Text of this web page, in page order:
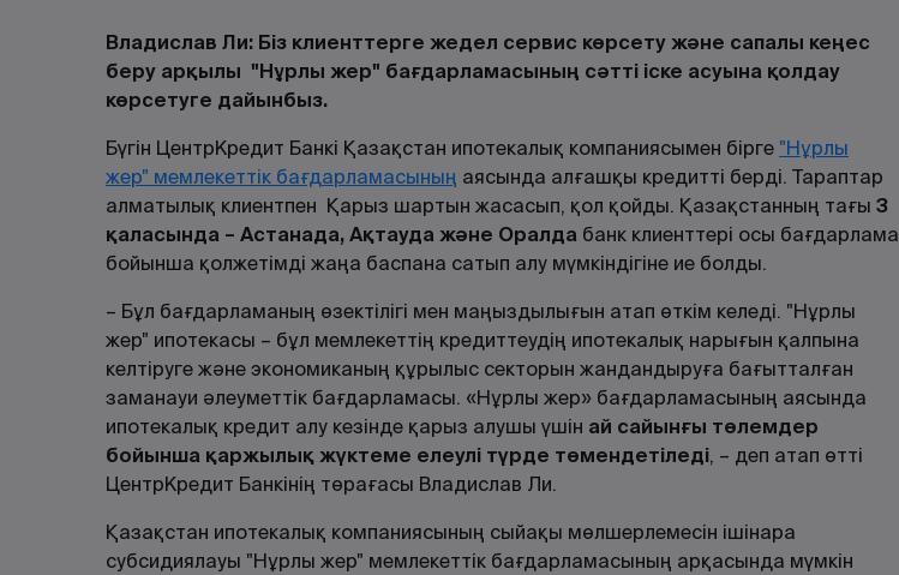
Владислав Ли: Біз клиенттерге жедел сервис көрсету және сапалы кеңес
беру арқылы "Нұрлы жер" бағдарламасының сәтті іске асуына қолдау
көрсетуге дайынбыз.
Бүгін ЦентрКредит Банкі Қазақстан ипотекалық компаниясымен бірге "Нұрлы
жер" мемлекеттік бағдарламасының аясында алғашқы кредитті берді. Тараптар
алматылық клиентпен Қарыз шартын жасасып, қол қойды. Қазақстанның тағы 3
қаласында – Астанада, Ақтауда және Оралда банк клиенттері осы бағдарлама
бойынша қолжетімді жаңа баспана сатып алу мүмкіндігіне ие болды.
– Бұл бағдарламаның өзектілігі мен маңыздылығын атап өткім келеді. "Нұрлы
жер" ипотекасы – бұл мемлекеттің кредиттеудің ипотекалық нарығын қалпына
келтіруге және экономиканың құрылыс секторын жандандыруға бағытталған
заманауи әлеуметтік бағдарламасы. «Нұрлы жер» бағдарламасының аясында
ипотекалық кредит алу кезінде қарыз алушы үшін ай сайынғы төлемдер
бойынша қаржылық жүктеме елеулі түрде төмендетіледі, – деп атап өтті
ЦентрКредит Банкінің төрағасы Владислав Ли.
Қазақстан ипотекалық компаниясының сыйақы мөлшерлемесін ішінара
субсидиялауы "Нұрлы жер" мемлекеттік бағдарламасының арқасында мүмкін